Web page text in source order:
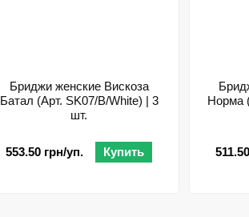
Бриджи женские Вискоза
Батал (Арт. SK07/B/White) | 3
шт.
553.50 грн/уп. Купить
Норма